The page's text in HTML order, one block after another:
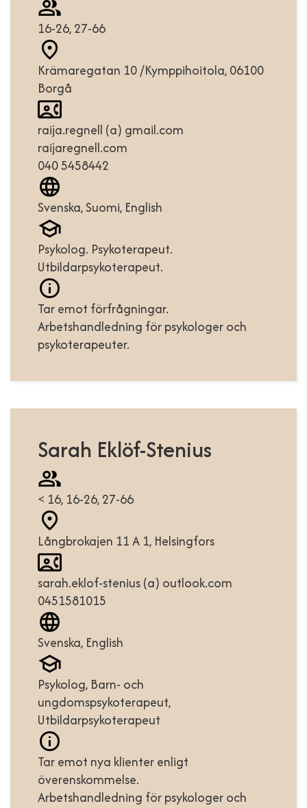
16-26, 27-66
Krämaregatan 10 /Kymppihoitola, 06100
Borgå
raija.regnell (a) gmail.com
raijaregnell.com
040 5458442
Svenska, Suomi, English
Psykolog. Psykoterapeut.
Utbildarpsykoterapeut.
Tar emot förfrågningar.
Arbetshandledning för psykologer och
psykoterapeuter.
Sarah Eklöf-Stenius
< 16, 16-26, 27-66
Långbrokajen 11 A 1, Helsingfors
sarah.eklof-stenius (a) outlook.com
0451581015
Svenska, English
Psykolog, Barn- och
ungdomspsykoterapeut,
Utbildarpsykoterapeut
Tar emot nya klienter enligt
överenskommelse.
Arbetshandledning för psykologer och